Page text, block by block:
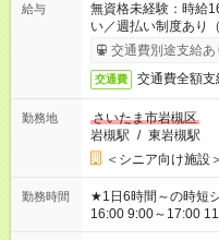
給与
無資格未経験：時
い／週払い制度あり
完了次第のお支払い
交通費別途支給あ
交通費 交通費全額
勤務地
さいたま市岩槻区
岩槻駅 / 東岩槻駅
＜シニア向け施設＞
勤務時間
★1日6時間～の時短シフトOK ★スタート時間
16:00 9:00～17:00 11:00
場合、他のお仕事と